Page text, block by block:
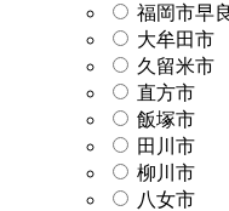
福岡市早
大牟田市
久留米市
直方市
飯塚市
田川市
柳川市
八女市